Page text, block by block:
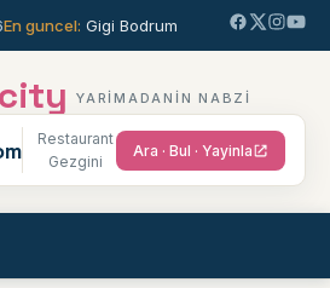
En guncel: Gigi Bodrum
city YARIMADANIN NABZI
Restaurant
Gezgini
Ara · Bul · Yayinla